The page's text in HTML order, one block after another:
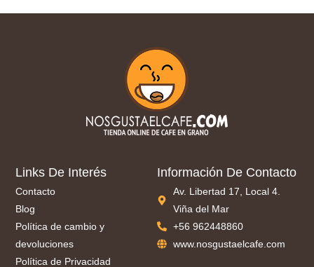
Links De Interés
Contacto
Blog
Política de cambio y
devoluciones
Política de Privacidad
Información De Contacto
Av. Libertad 17, Local 4.
Viña del Mar
+56 962448860
www.nosgustaelcafe.com